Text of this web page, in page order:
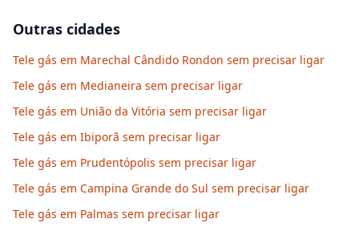
Outras cidades
Tele gás em Marechal Cândido Rondon sem precisar ligar
Tele gás em Medianeira sem precisar ligar
Tele gás em União da Vitória sem precisar ligar
Tele gás em Ibiporã sem precisar ligar
Tele gás em Prudentópolis sem precisar ligar
Tele gás em Campina Grande do Sul sem precisar ligar
Tele gás em Palmas sem precisar ligar